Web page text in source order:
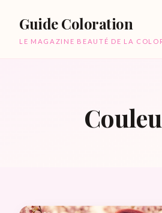
Guide Coloration
LE MAGAZINE BEAUTÉ DE LA